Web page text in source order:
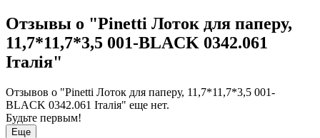
Отзывы о "Pinetti Лоток для паперу,
11,7*11,7*3,5 001-BLACK 0342.061
Італія"
Отзывов о "Pinetti Лоток для паперу, 11,7*11,7*3,5 001-
BLACK 0342.061 Італія" еще нет.
Будьте первым!
Еще